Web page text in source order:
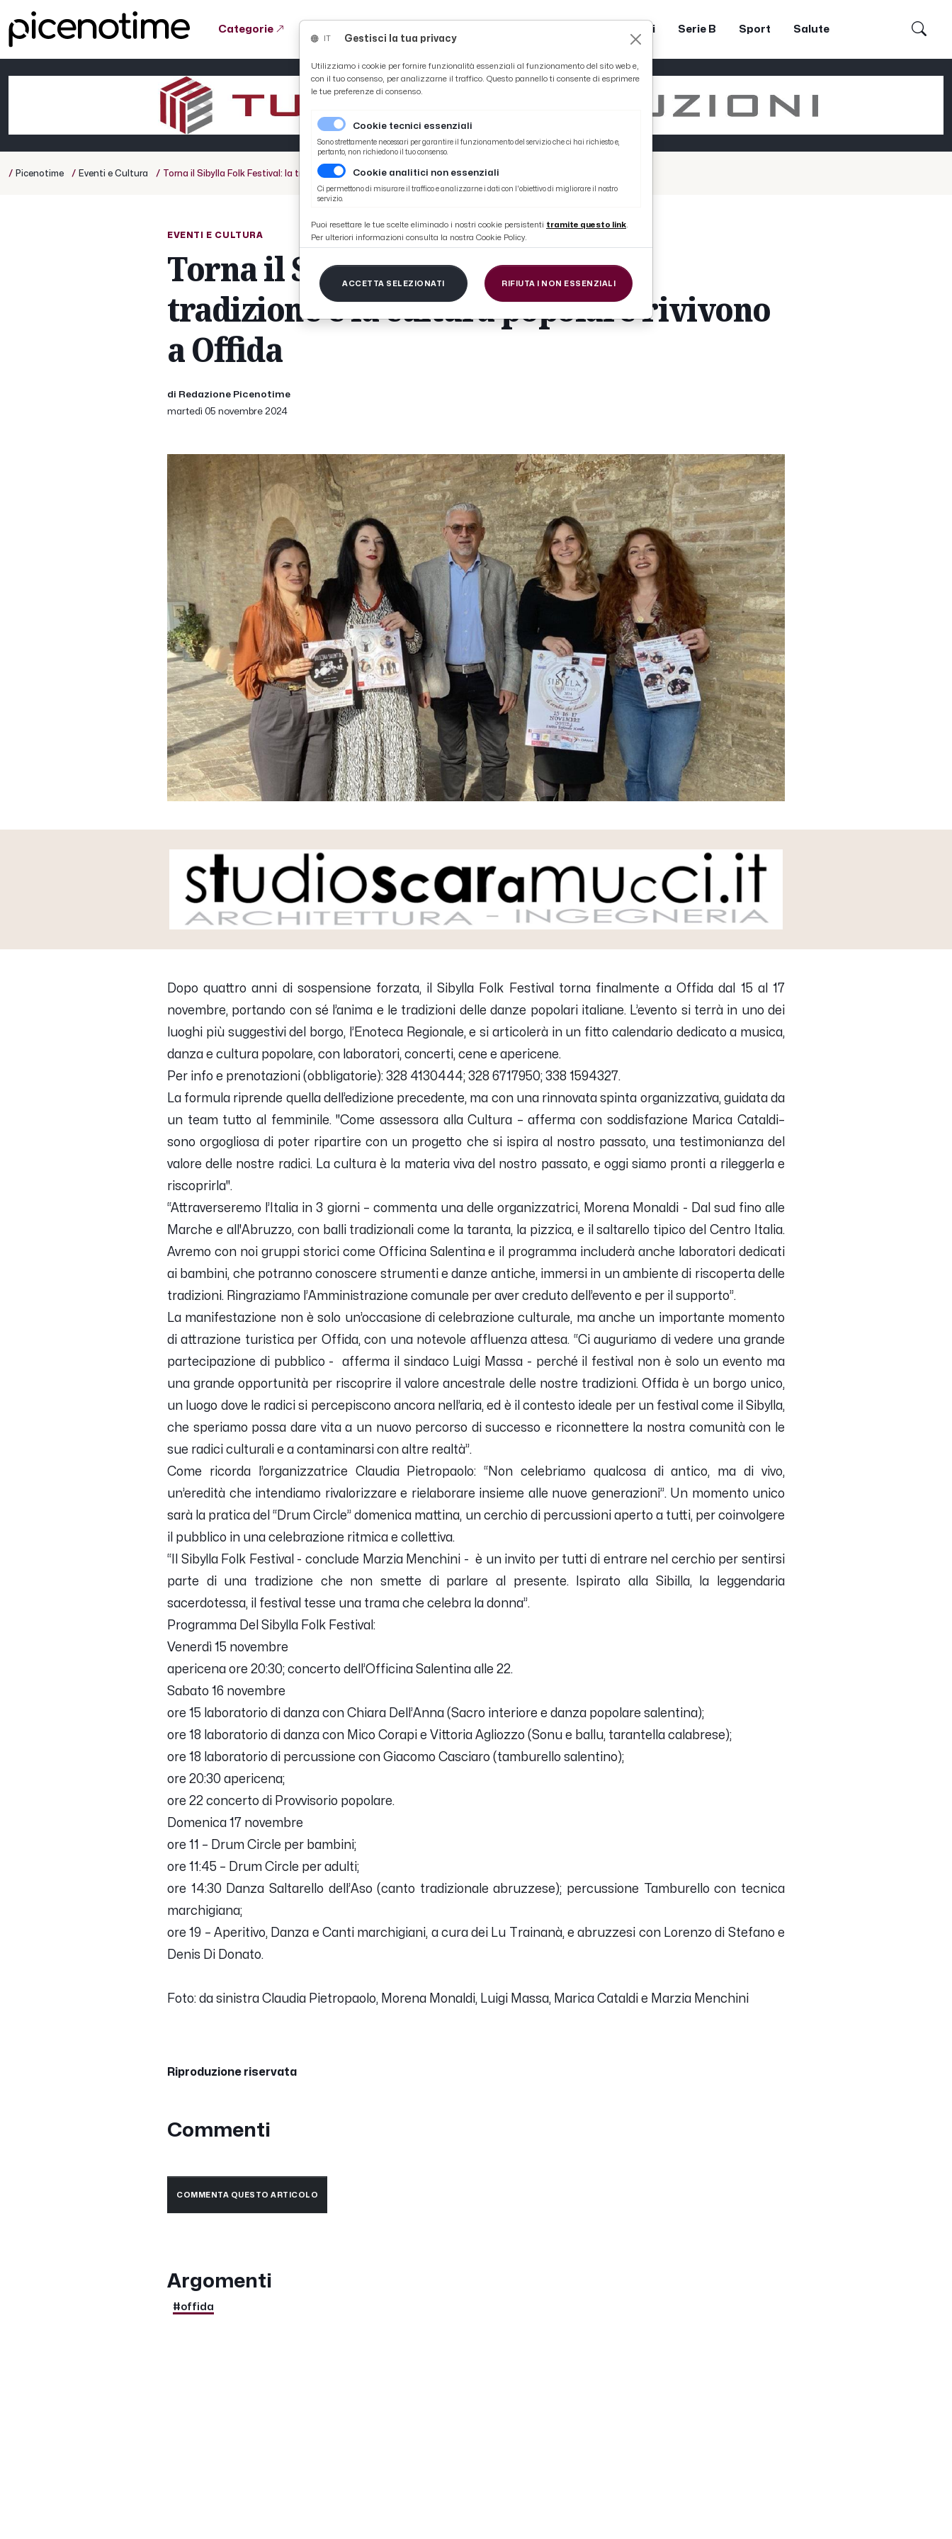
Categorie Coppa Teodori Serie B Sport Salute
/ Picenotime / Eventi e Cultura / Torna il Sibylla Folk Festival: la tradizione e la cultura popolare rivivono a Offida
EVENTI E CULTURA
Torna il Sibylla Folk Festival: la
tradizione e la cultura popolare rivivono
a Offida
di Redazione Picenotime
martedì 05 novembre 2024
Dopo quattro anni di sospensione forzata, il Sibylla Folk Festival torna finalmente a Offida dal 15 al 17
novembre, portando con sé l’anima e le tradizioni delle danze popolari italiane. L’evento si terrà in uno dei
luoghi più suggestivi del borgo, l’Enoteca Regionale, e si articolerà in un fitto calendario dedicato a musica,
danza e cultura popolare, con laboratori, concerti, cene e apericene.
Per info e prenotazioni (obbligatorie): 328 4130444; 328 6717950; 338 1594327.
La formula riprende quella dell’edizione precedente, ma con una rinnovata spinta organizzativa, guidata da
un team tutto al femminile. "Come assessora alla Cultura – afferma con soddisfazione Marica Cataldi–
sono orgogliosa di poter ripartire con un progetto che si ispira al nostro passato, una testimonianza del
valore delle nostre radici. La cultura è la materia viva del nostro passato, e oggi siamo pronti a rileggerla e
riscoprirla".
“Attraverseremo l’Italia in 3 giorni – commenta una delle organizzatrici, Morena Monaldi - Dal sud fino alle
Marche e all'Abruzzo, con balli tradizionali come la taranta, la pizzica, e il saltarello tipico del Centro Italia.
Avremo con noi gruppi storici come Officina Salentina e il programma includerà anche laboratori dedicati
ai bambini, che potranno conoscere strumenti e danze antiche, immersi in un ambiente di riscoperta delle
tradizioni. Ringraziamo l’Amministrazione comunale per aver creduto dell’evento e per il supporto”.
La manifestazione non è solo un’occasione di celebrazione culturale, ma anche un importante momento
di attrazione turistica per Offida, con una notevole affluenza attesa. “Ci auguriamo di vedere una grande
partecipazione di pubblico - afferma il sindaco Luigi Massa - perché il festival non è solo un evento ma
una grande opportunità per riscoprire il valore ancestrale delle nostre tradizioni. Offida è un borgo unico,
un luogo dove le radici si percepiscono ancora nell’aria, ed è il contesto ideale per un festival come il Sibylla,
che speriamo possa dare vita a un nuovo percorso di successo e riconnettere la nostra comunità con le
sue radici culturali e a contaminarsi con altre realtà”.
Come ricorda l’organizzatrice Claudia Pietropaolo: “Non celebriamo qualcosa di antico, ma di vivo,
un’eredità che intendiamo rivalorizzare e rielaborare insieme alle nuove generazioni”. Un momento unico
sarà la pratica del “Drum Circle” domenica mattina, un cerchio di percussioni aperto a tutti, per coinvolgere
il pubblico in una celebrazione ritmica e collettiva.
“Il Sibylla Folk Festival - conclude Marzia Menchini - è un invito per tutti di entrare nel cerchio per sentirsi
parte di una tradizione che non smette di parlare al presente. Ispirato alla Sibilla, la leggendaria
sacerdotessa, il festival tesse una trama che celebra la donna”.
Programma Del Sibylla Folk Festival:
Venerdì 15 novembre
apericena ore 20:30; concerto dell’Officina Salentina alle 22.
Sabato 16 novembre
ore 15 laboratorio di danza con Chiara Dell’Anna (Sacro interiore e danza popolare salentina);
ore 18 laboratorio di danza con Mico Corapi e Vittoria Agliozzo (Sonu e ballu, tarantella calabrese);
ore 18 laboratorio di percussione con Giacomo Casciaro (tamburello salentino);
ore 20:30 apericena;
ore 22 concerto di Provvisorio popolare.
Domenica 17 novembre
ore 11 – Drum Circle per bambini;
ore 11:45 – Drum Circle per adulti;
ore 14:30 Danza Saltarello dell’Aso (canto tradizionale abruzzese); percussione Tamburello con tecnica
marchigiana;
ore 19 – Aperitivo, Danza e Canti marchigiani, a cura dei Lu Trainanà, e abruzzesi con Lorenzo di Stefano e
Denis Di Donato.
Foto: da sinistra Claudia Pietropaolo, Morena Monaldi, Luigi Massa, Marica Cataldi e Marzia Menchini
Riproduzione riservata
Commenti
COMMENTA QUESTO ARTICOLO
Argomenti
#offida
Gestisci la tua privacy
Utilizziamo i cookie per fornire funzionalità essenziali al funzionamento del sito web e,
con il tuo consenso, per analizzarne il traffico. Questo pannello ti consente di esprimere
le tue preferenze di consenso.
Cookie tecnici essenziali
Sono strettamente necessari per garantire il funzionamento del servizio che ci hai richiesto e,
pertanto, non richiedono il tuo consenso.
Cookie analitici non essenziali
Ci permettono di misurare il traffico e analizzarne i dati con l'obiettivo di migliorare il nostro
servizio.
Puoi resettare le tue scelte eliminado i nostri cookie persistenti tramite questo link.
Per ulteriori informazioni consulta la nostra Cookie Policy.
ACCETTA SELEZIONATI RIFIUTA I NON ESSENZIALI